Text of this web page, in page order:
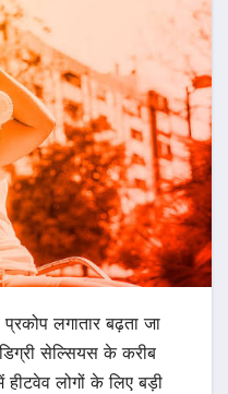
प्रकोप लगातार बढ़ता जा
सेल्सियस के करीब
लोगों के लिए बड़ी